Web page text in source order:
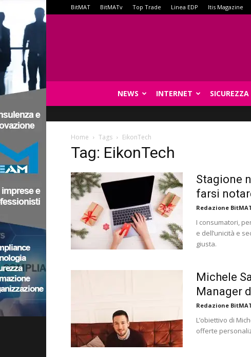
BitMAT BitMATv Top Trade Linea EDP Itis Magazine
NEWS INTERNET SICUREZZA
Home Tags EikonTech
Tag: EikonTech
Stagione
farsi
Redazione
I consumatori,
e dell’unicità e
giusta.
Michele
Manager
Redazione
L’obiettivo di
offerte